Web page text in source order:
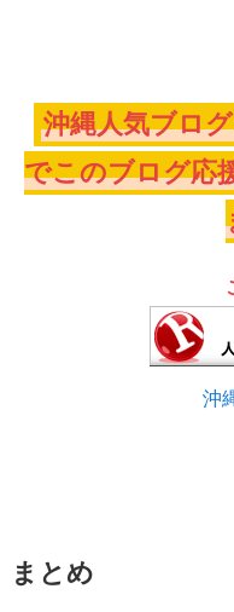
沖縄人気ブロ
でこのブログ応
沖
まとめ